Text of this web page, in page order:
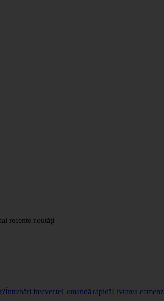
recente noutăți.
Întrebări frecventeComandă rapidăLivrarea